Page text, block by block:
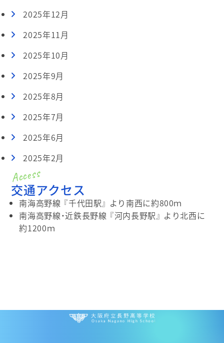
2025年12月
2025年11月
2025年10月
2025年9月
2025年8月
2025年7月
2025年6月
2025年2月
交通アクセス
南海高野線 『千代田駅』 より南西に約800ｍ
南海高野線・近鉄長野線 『河内長野駅』 より北西に
約1200ｍ
大阪府立 長野高